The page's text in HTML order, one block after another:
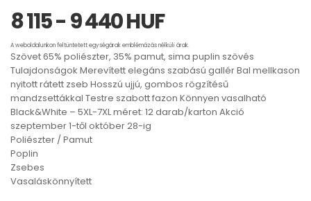
8 115 - 9 440 HUF
A weboldalunkon feltüntetett egységárak emblémázás nélküli árak.
Szövet 65% poliészter, 35% pamut, sima puplin szövés
Tulajdonságok Merevített elegáns szabású gallér Bal mellkason
nyitott rátett zseb Hosszú ujjú, gombos rögzítésű
mandzsettákkal Testre szabott fazon Könnyen vasalható
Black&White – 5XL-7XL méret: 12 darab/karton Akció
szeptember 1-től október 28-ig
Poliészter / Pamut
Poplin
Zsebes
Vasaláskönnyített